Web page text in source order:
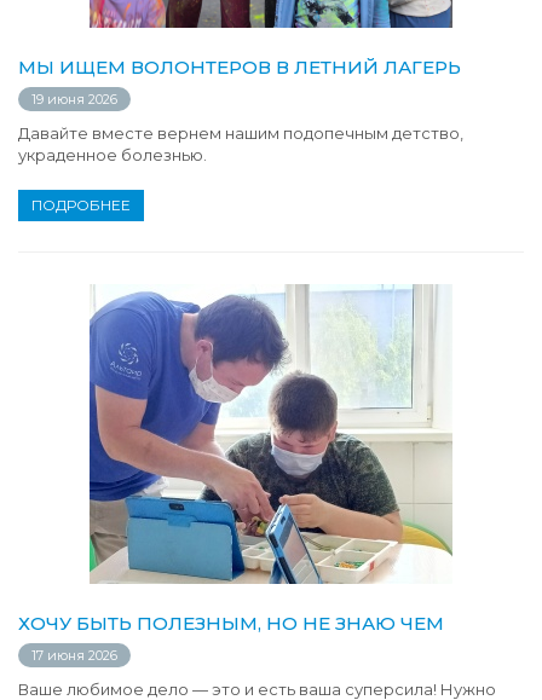
МЫ ИЩЕМ ВОЛОНТЕРОВ В ЛЕТНИЙ ЛАГЕРЬ
19 июня 2026
Давайте вместе вернем нашим подопечным детство,
украденное болезнью.
ПОДРОБНЕЕ
ХОЧУ БЫТЬ ПОЛЕЗНЫМ, НО НЕ ЗНАЮ ЧЕМ
17 июня 2026
Ваше любимое дело — это и есть ваша суперсила! Нужно